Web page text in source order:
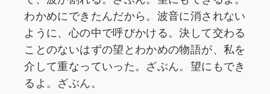
わかめにできたんだから。波音に消されない
ように、心の中で呼びかける。決して交わる
ことのないはずの望とわかめの物語が、私を
介して重なっていった。ざぶん。望にもでき
るよ。ざぶん。